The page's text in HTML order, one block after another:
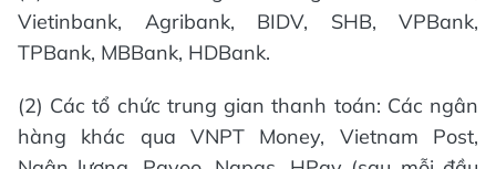
Vietinbank, Agribank, BIDV, SHB, VPBank,
TPBank, MBBank, HDBank.
(2) Các tổ chức trung gian thanh toán: Các ngân
hàng khác qua VNPT Money, Vietnam Post,